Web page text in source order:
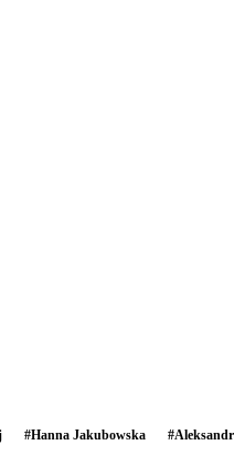
#Hanna Jakubowska #